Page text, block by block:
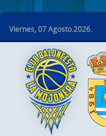
Viernes, 07 Agosto.2026.